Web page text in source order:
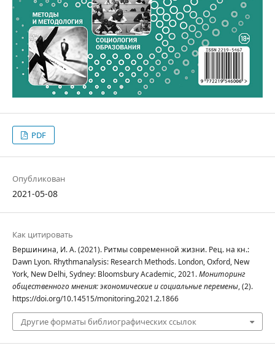
PDF
Опубликован
2021-05-08
Как цитировать
Вершинина, И. А. (2021). Ритмы современной жизни. Рец. на кн.:
Dawn Lyon. Rhythmanalysis: Research Methods. London, Oxford, New
York, New Delhi, Sydney: Bloomsbury Academic, 2021.Мониторинг
общественного мнения: экономические и социальные перемены, (2).
https://doi.org/10.14515/monitoring.2021.2.1866
Другие форматы библиографических ссылок